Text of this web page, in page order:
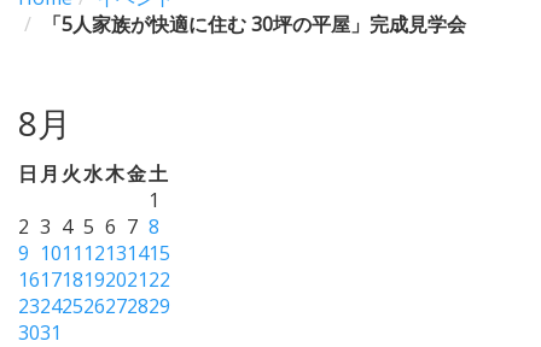
「5人家族が快適に住む 30坪の平屋」完成見学会
8月
日 月 火水木金土
1
2 3 4 5 6 7 8
9 1011 12131415
16171819202122
23242526272829
3031